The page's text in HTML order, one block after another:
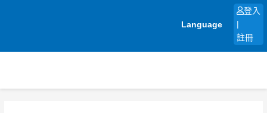
Language
登入
註冊